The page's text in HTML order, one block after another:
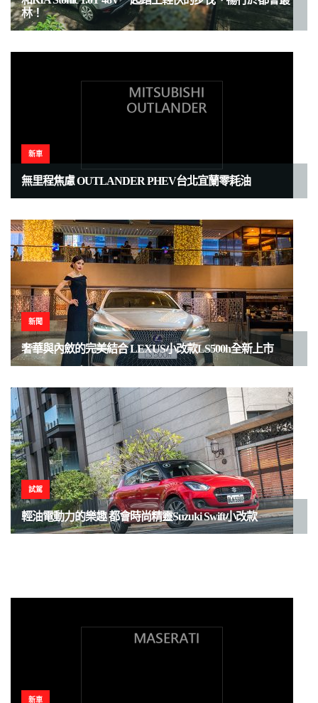
林！
新車
無里程焦慮 OUTLANDER PHEV台北宜蘭零耗油
新聞
奢華與內斂的完美結合 LEXUS小改款LS500h全新上市
試駕
輕油電動力的樂趣 都會時尚精靈Suzuki Swift小改款
新車
48V油電加ACC SWIFT實力激進
新聞
新車